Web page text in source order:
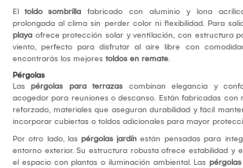
El toldo sombrilla fabricado con aluminio y lona
prolongada al clima sin perder color ni flexibilidad. Para
playa ofrece protección solar y ventilación, con estructura
viento, perfecto para disfrutar al aire libre con
encontrarás los mejores toldos en remate.
Pérgolas
Las pérgolas para terrazas combinan elegancia y
acogedor para reuniones o descanso. Están fabricadas con
reforzado, materiales que aseguran durabilidad y fácil
incorporar cubiertas o toldos adicionales para mayor
Por otro lado, las pérgolas jardín están pensadas para
entorno exterior. Su estructura robusta ofrece estabilidad y
el espacio con plantas o iluminación ambiental. Las